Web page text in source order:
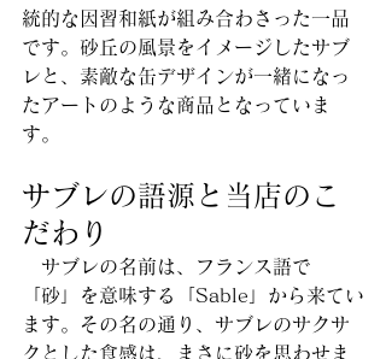
統的な因習和紙が組み合わさった一品
です。砂丘の風景をイメージしたサブ
レと、素敵な缶デザインが一緒になっ
たアートのような商品となっていま
す。
サブレの語源と当店のこ
だわり
サブレの名前は、フランス語で
「砂」を意味する「Sable」から来てい
ます。その名の通り、サブレのサクサ
クとした食感は、まさに砂を思わせま